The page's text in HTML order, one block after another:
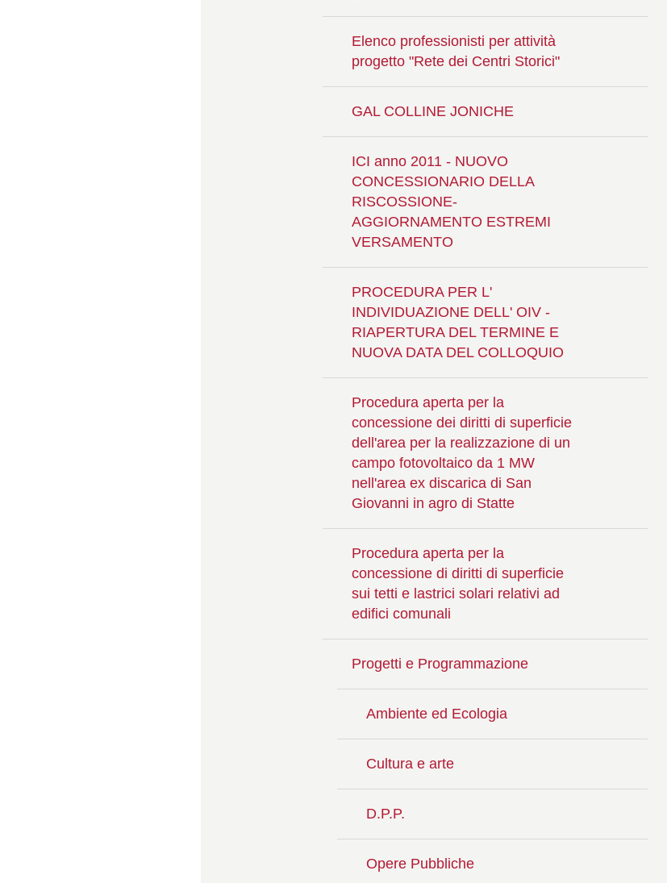
Elenco professionisti per attività
progetto "Rete dei Centri Storici"
GAL COLLINE JONICHE
ICI anno 2011 - NUOVO
CONCESSIONARIO DELLA
RISCOSSIONE-
AGGIORNAMENTO ESTREMI
VERSAMENTO
PROCEDURA PER L'
INDIVIDUAZIONE DELL' OIV -
RIAPERTURA DEL TERMINE E
NUOVA DATA DEL COLLOQUIO
Procedura aperta per la
concessione dei diritti di superficie
dell'area per la realizzazione di un
campo fotovoltaico da 1 MW
nell'area ex discarica di San
Giovanni in agro di Statte
Procedura aperta per la
concessione di diritti di superficie
sui tetti e lastrici solari relativi ad
edifici comunali
Progetti e Programmazione
Ambiente ed Ecologia
Cultura e arte
D.P.P.
Opere Pubbliche